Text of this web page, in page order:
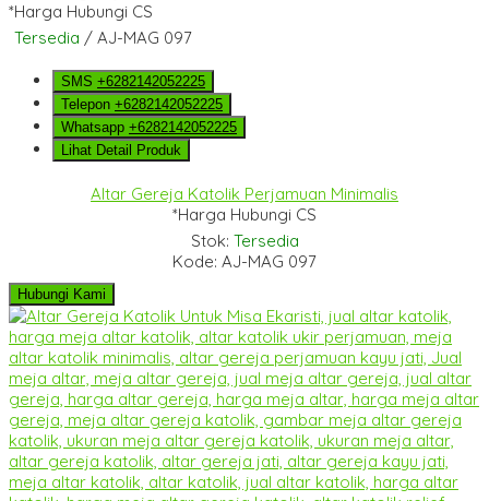
*Harga Hubungi CS
Tersedia / AJ-MAG 097
SMS +6282142052225
Telepon +6282142052225
Whatsapp +6282142052225
Lihat Detail Produk
Altar Gereja Katolik Perjamuan Minimalis
*Harga Hubungi CS
Stok: Tersedia
Kode: AJ-MAG 097
Hubungi Kami